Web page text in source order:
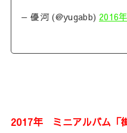
— 優河 (@yugabb) 2016
2017年 ミニアルバム「